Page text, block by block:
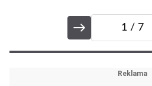
1 / 7